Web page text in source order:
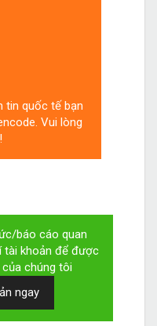
tin quốc tế bạn
Vui lòng
!
báo cáo quan
tài khoản để được
chúng tôi
ngay